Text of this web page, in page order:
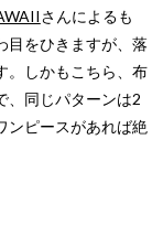
さんによるも
目をひきますが、落
。しかもこちら、布
、同じパターンは2
ンピースがあれば絶